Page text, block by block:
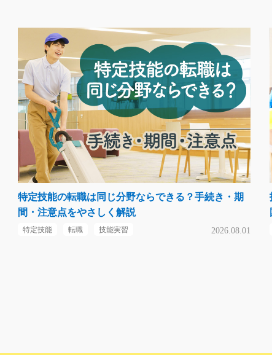
特定技能の転職は同じ分野ならできる？手続き・期
間・注意点をやさしく解説
特定技能 転職 技能実習 2026.08.01